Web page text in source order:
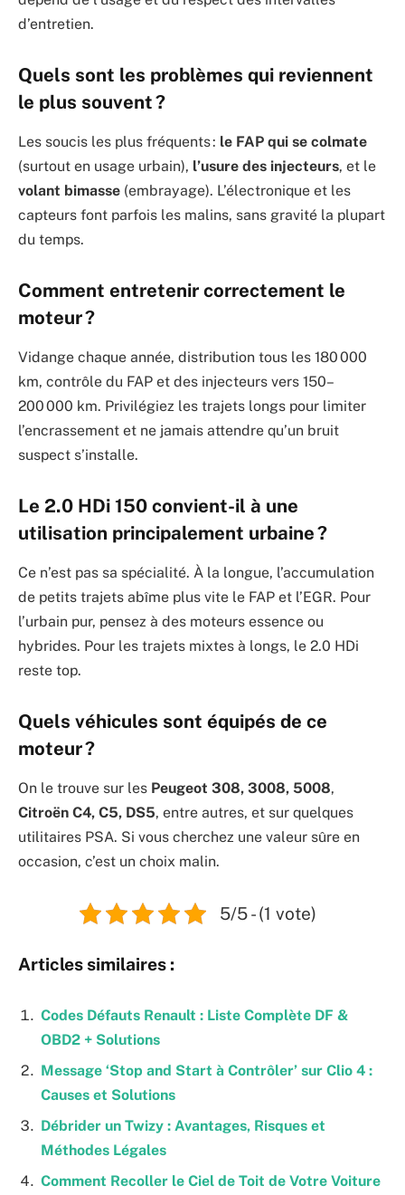
d’entretien.
Quels sont les problèmes qui reviennent
le plus souvent ?
Les soucis les plus fréquents : le FAP qui se colmate
(surtout en usage urbain), l’usure des injecteurs, et le
volant bimasse (embrayage). L’électronique et les
capteurs font parfois les malins, sans gravité la plupart
du temps.
Comment entretenir correctement le
moteur ?
Vidange chaque année, distribution tous les 180 000
km, contrôle du FAP et des injecteurs vers 150–
200 000 km. Privilégiez les trajets longs pour limiter
l’encrassement et ne jamais attendre qu’un bruit
suspect s’installe.
Le 2.0 HDi 150 convient-il à une
utilisation principalement urbaine ?
Ce n’est pas sa spécialité. À la longue, l’accumulation
de petits trajets abîme plus vite le FAP et l’EGR. Pour
l’urbain pur, pensez à des moteurs essence ou
hybrides. Pour les trajets mixtes à longs, le 2.0 HDi
reste top.
Quels véhicules sont équipés de ce
moteur ?
On le trouve sur les Peugeot 308, 3008, 5008,
Citroën C4, C5, DS5, entre autres, et sur quelques
utilitaires PSA. Si vous cherchez une valeur sûre en
occasion, c’est un choix malin.
5/5 - (1 vote)
Articles similaires :
Codes Défauts Renault : Liste Complète DF &
OBD2 + Solutions
Message ‘Stop and Start à Contrôler’ sur Clio 4 :
Causes et Solutions
Débrider un Twizy : Avantages, Risques et
Méthodes Légales
Comment Recoller le Ciel de Toit de Votre Voiture